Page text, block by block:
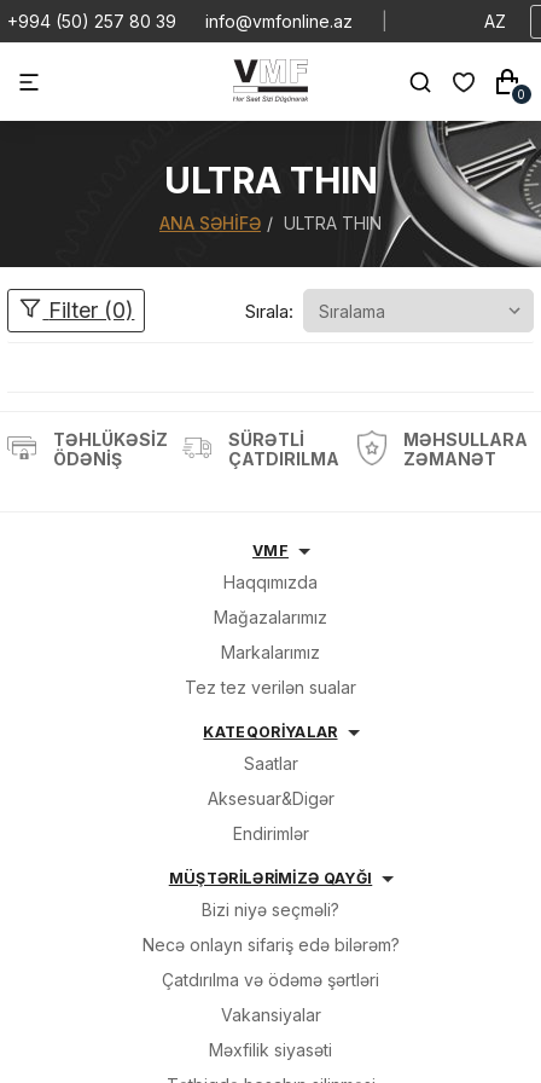
+994 (50) 257 80 39 info@vmfonline.az AZ
0
ULTRA THIN
ANA SƏHIFƏ ULTRA THIN
Filter (0) Sırala:
Məhsul(lar) səbətə əlavə edildi
Sifarişin detalları
Məhsul toplam(0)
Sifarişi rəsmiləşdir
Alış-verişə davam et
OK
TƏHLÜKƏSIZ
ÖDƏNIŞ
SÜRƏTLI
ÇATDIRILMA
MƏHSULLARA
ZƏMANƏT
VMF
Haqqımızda
Mağazalarımız
Markalarımız
Tez tez verilən sualar
KATEQORİYALAR
Saatlar
Aksesuar&Digər
Endirimlər
MÜŞTƏRİLƏRİMİZƏ QAYĞI
Bizi niyə seçməli?
Necə onlayn sifariş edə bilərəm?
Çatdırılma və ödəmə şərtləri
Vakansiyalar
Məxfilik siyasəti